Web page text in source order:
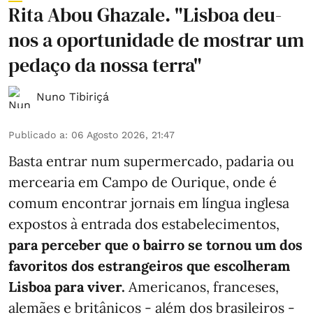
Rita Abou Ghazale. "Lisboa deu-
nos a oportunidade de mostrar um
pedaço da nossa terra"
Nuno Tibiriçá
Publicado a: 06 Agosto 2026, 21:47
Basta entrar num supermercado, padaria ou
mercearia em Campo de Ourique, onde é
comum encontrar jornais em língua inglesa
expostos à entrada dos estabelecimentos,
para perceber que o bairro se tornou um dos
favoritos dos estrangeiros que escolheram
Lisboa para viver. Americanos, franceses,
alemães e britânicos - além dos brasileiros -